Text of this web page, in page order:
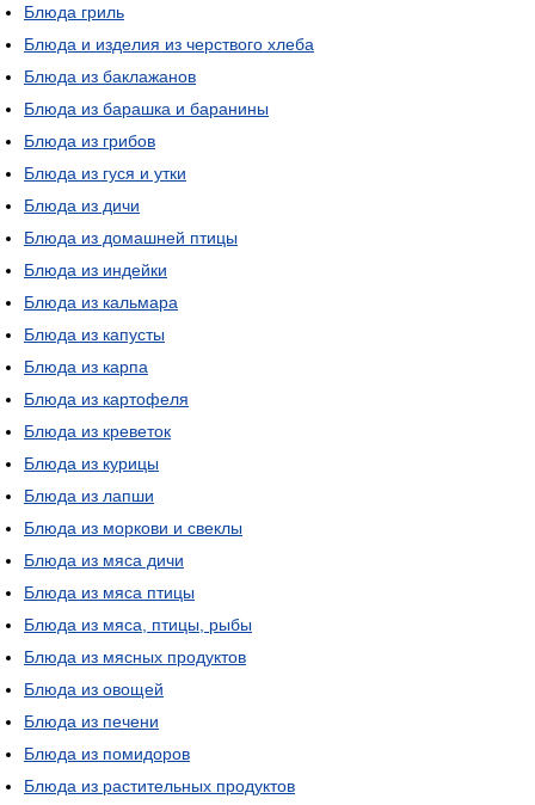
Блюда гриль
Блюда и изделия из черствого хлеба
Блюда из баклажанов
Блюда из барашка и баранины
Блюда из грибов
Блюда из гуся и утки
Блюда из дичи
Блюда из домашней птицы
Блюда из индейки
Блюда из кальмара
Блюда из капусты
Блюда из карпа
Блюда из картофеля
Блюда из креветок
Блюда из курицы
Блюда из лапши
Блюда из моркови и свеклы
Блюда из мяса дичи
Блюда из мяса птицы
Блюда из мяса, птицы, рыбы
Блюда из мясных продуктов
Блюда из овощей
Блюда из печени
Блюда из помидоров
Блюда из растительных продуктов